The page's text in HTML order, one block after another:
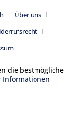
Über uns
die bestmögliche
Informationen